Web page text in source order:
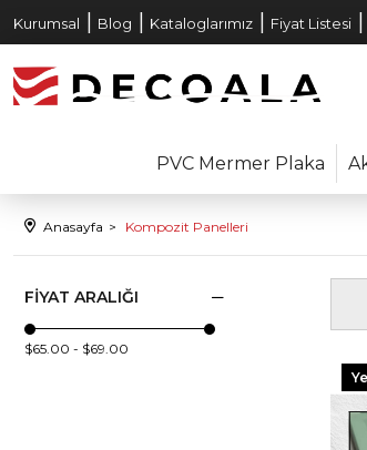
Kurumsal | Blog | Kataloglarımız | Fiyat Listesi |
PVC Mermer Plaka
Anasayfa Kompozit Panelleri
FIYAT ARALIĞI
$65.00 - $69.00